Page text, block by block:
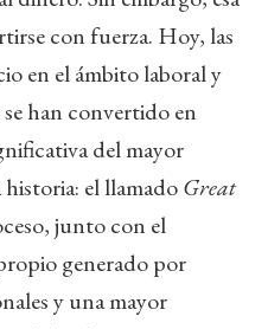
con fuerza. Hoy, las
en el ámbito laboral y
han convertido en
del mayor
el llamadoGreat
junto con el
generado por
y una mayor